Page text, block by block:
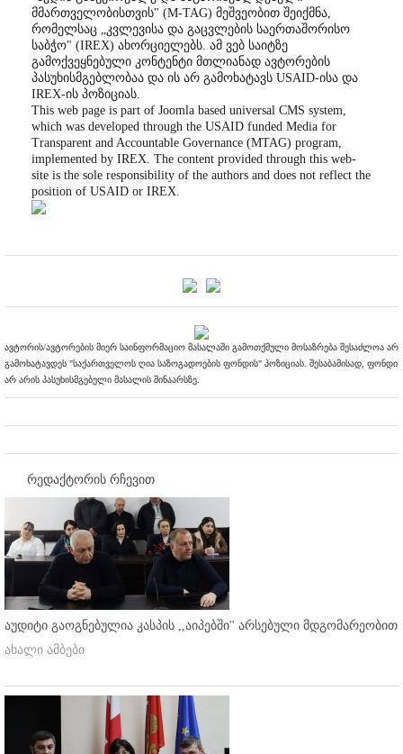
მმართველობისთვის" (M-TAG) მეშვეობით შეიქმნა,
რომელსაც „კვლევისა და გაცვლების საერთაშორისო
საბჭო" (IREX) ახორციელებს. ამ ვებ საიტზე
გამოქვეყნებული კონტენტი მთლიანად ავტორების
პასუხისმგებლობაა და ის არ გამოხატავს USAID-ისა და
IREX-ის პოზიციას.
This web page is part of Joomla based universal CMS system,
which was developed through the USAID funded Media for
Transparent and Accountable Governance (MTAG) program,
implemented by IREX. The content provided through this web-
site is the sole responsibility of the authors and does not reflect the
position of USAID or IREX.
ავტორის/ავტორების მიერ საინფორმაციო მასალაში გამოთქმული მოსაზრება შესაძლოა არ
გამოხატავდეს "საქართველოს ღია საზოგადოების ფონდის" პოზიციას. შესაბამისად, ფონდი
არ არის პასუხისმგებელი მასალის შინაარსზე.
რედაქტორის რჩევით
აუდიტი გაოგნებულია კასპის ,,აიპებში'' არსებული მდგომარეობით
ახალი ამბები